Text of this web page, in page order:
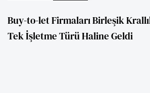
Buy-to-let Firmaları Birleşik
Tek İşletme Türü Haline Geldi